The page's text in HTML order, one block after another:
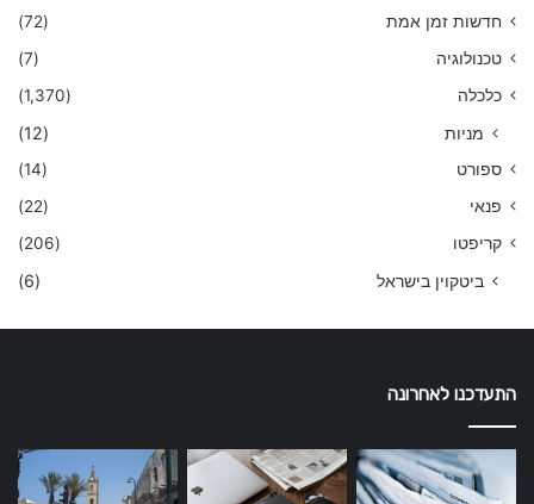
חדשות זמן אמת
(72)
טכנולוגיה
(7)
כלכלה
(1,370)
מניות (12)
ספורט
(14)
פנאי
(22)
קריפטו
(206)
ביטקוין בישראל (6)
התעדכנו לאחרונה